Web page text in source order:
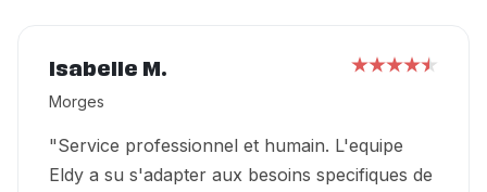
Isabelle M.
Morges
"Service professionnel et humain. L'equipe
Eldy a su s'adapter aux besoins specifiques de